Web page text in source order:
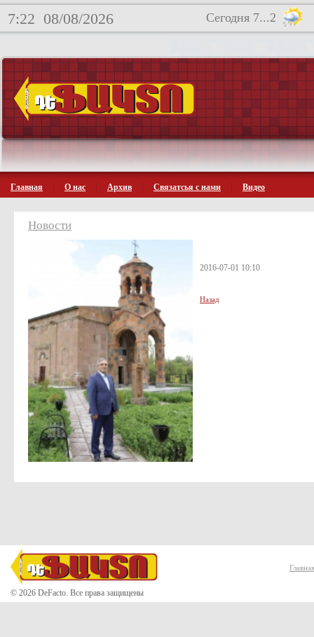
7:22 08/08/2026 Сегодня 7...2
Главная О нас Архив Связатсья с нами Видео
Новости
2016-07-01 10:10
Назад
© 2026 DeFacto. Все права защищены
Главная